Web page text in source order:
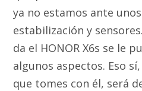
ya no estamos ante
estabilización y
da el HONOR X6s se le
algunos aspectos. Eso
que tomes con él, será